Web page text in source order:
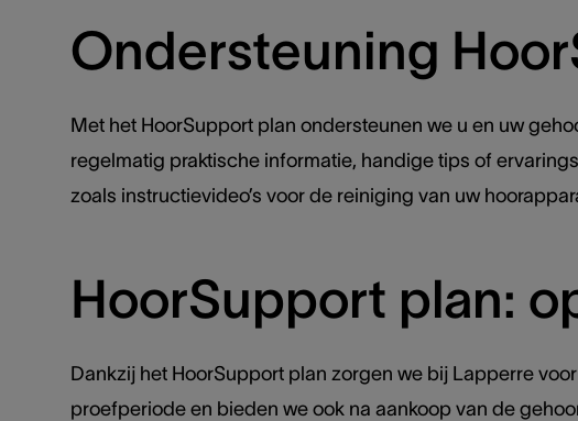
Ondersteuning
Met het HoorSupport plan ondersteunen we u en uw
regelmatig praktische informatie, handige tips of
zoals instructievideo’s voor de reiniging van uw
HoorSupport plan:
Dankzij het HoorSupport plan zorgen we bij Lapperre
proefperiode en bieden we ook na aankoop van de